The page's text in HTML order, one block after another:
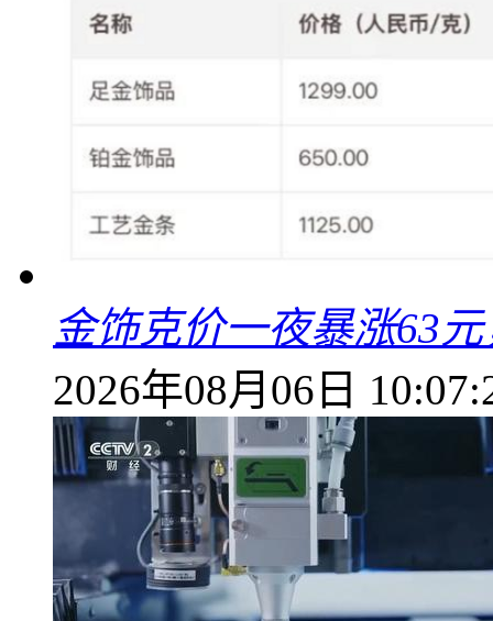
金饰克价一夜暴涨63
2026年08月06日